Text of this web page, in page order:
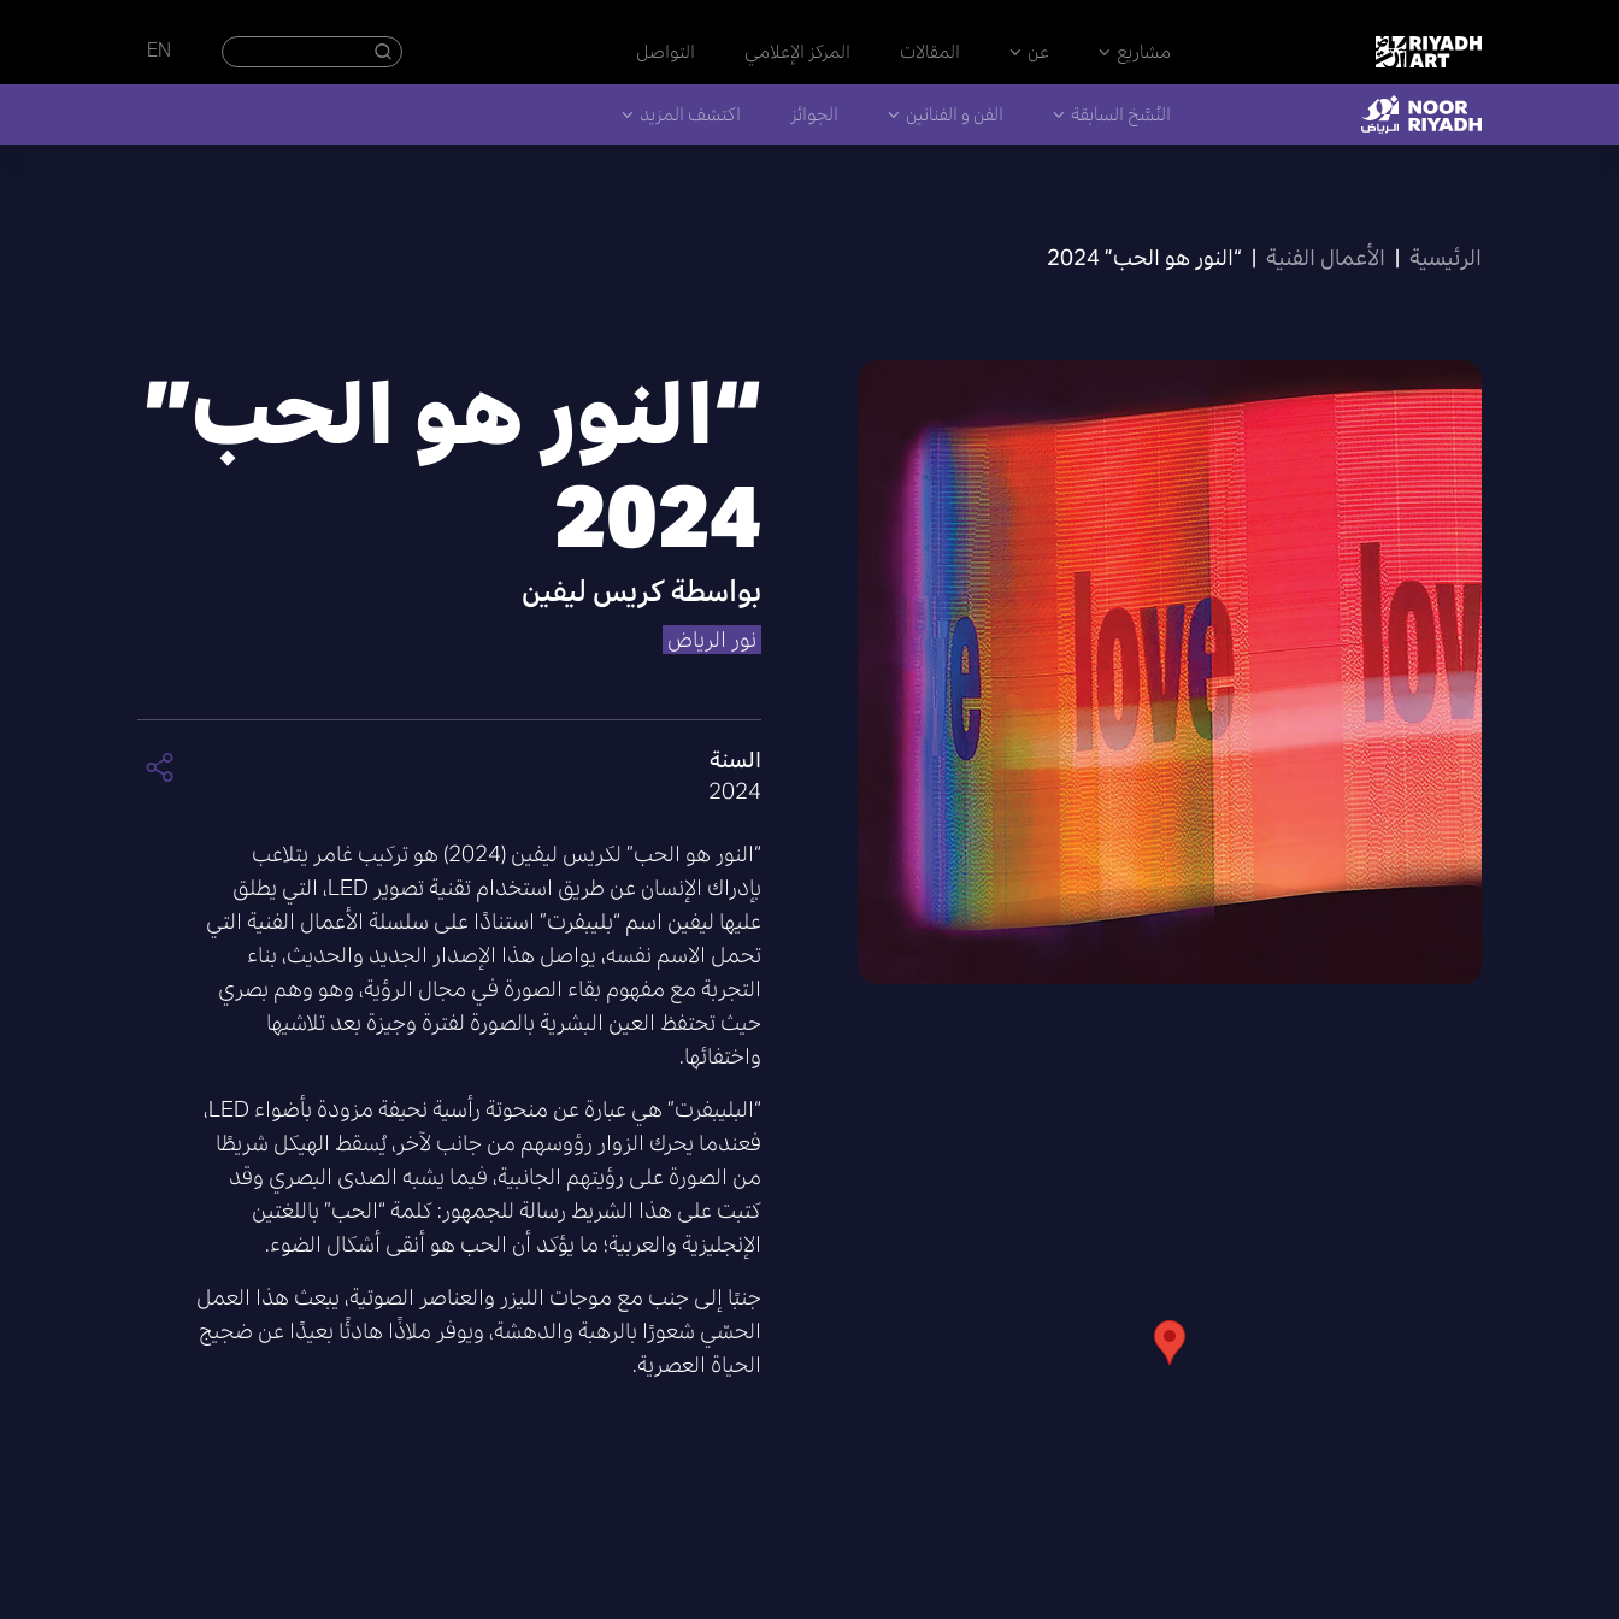
مشاريع عن المقالات المركز الإعلامي التواصل EN
النُسَّخ السابقة الفن و الفنانين الجوائز اكتشف المزيد
الرئيسية | الأعمال الفنية | “النور هو الحب” 2024
“النور هو الحب”
2024
بواسطةكريس ليفين
نور الرياض
السنة
2024
“النور هو الحب” لكريس ليفين (2024) هو تركيب غامر يتلاعب
بإدراك الإنسان عن طريق استخدام تقنية تصوير LED، التي يطلق
عليها ليفين اسم “بليبفرت” استنادًا على سلسلة الأعمال الفنية التي
تحمل الاسم نفسه، يواصل هذا الإصدار الجديد والحديث، بناء
التجربة مع مفهوم بقاء الصورة في مجال الرؤية، وهو وهم بصري
حيث تحتفظ العين البشرية بالصورة لفترة وجيزة بعد تلاشيها
واختفائها.
“البليبفرت” هي عبارة عن منحوتة رأسية نحيفة مزودة بأضواء LED،
فعندما يحرك الزوار رؤوسهم من جانب لآخر، يُسقط الهيكل شريطًا
من الصورة على رؤيتهم الجانبية، فيما يشبه الصدى البصري وقد
كتبت على هذا الشريط رسالة للجمهور: كلمة “الحب” باللغتين
الإنجليزية والعربية؛ ما يؤكد أن الحب هو أنقى أشكال الضوء.
جنبًا إلى جنب مع موجات الليزر والعناصر الصوتية، يبعث هذا العمل
الحسّي شعورًا بالرهبة والدهشة، ويوفر ملاذًا هادئًا بعيدًا عن ضجيج
الحياة العصرية.